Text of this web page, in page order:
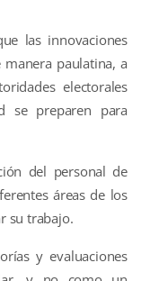
las innovaciones
paulatina, a
electorales
se preparen para
del personal de
áreas de los
su trabajo.
y evaluaciones